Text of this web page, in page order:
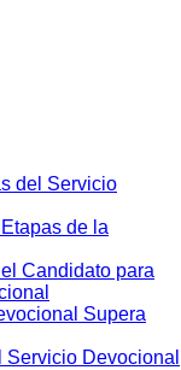
del Servicio
de la
Candidato para
Supera
Devocional